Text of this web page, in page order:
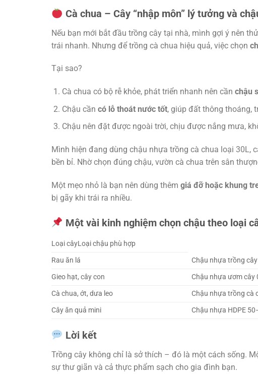
Cà chua – Cây “nhập môn” lý tưởng và
Nếu bạn mới bắt đầu trồng cây tại nhà, mình gợi ý nên
trái nhanh. Nhưng để trồng cà chua hiệu quả, việc chọn
Tại sao?
Cà chua có bộ rễ khỏe, phát triển nhanh nên cần chậu
Chậu cần có lỗ thoát nước tốt, giúp đất thông thoáng,
Chậu nên đặt được ngoài trời, chịu được nắng mưa,
Mình hiện đang dùng chậu nhựa trồng cà chua loại 30L,
bền bỉ. Nhờ chọn đúng chậu, vườn cà chua trên sân
Một mẹo nhỏ là bạn nên dùng thêm giá đỡ hoặc khung
bị gãy khi trái ra nhiều.
Một vài kinh nghiệm chọn chậu theo loại
Loại câyLoại chậu phù hợp
Rau ăn lá
Chậu nhựa trồng
Gieo hạt, cây con
Chậu nhựa ươm
Cà chua, ớt, dưa leo
Chậu nhựa trồng cà
Cây ăn quả mini
Chậu nhựa HDPE
Lời kết
Trồng cây không chỉ là sở thích – đó là một cách sống.
sự thư giãn và cả thực phẩm sạch cho gia đình bạn.